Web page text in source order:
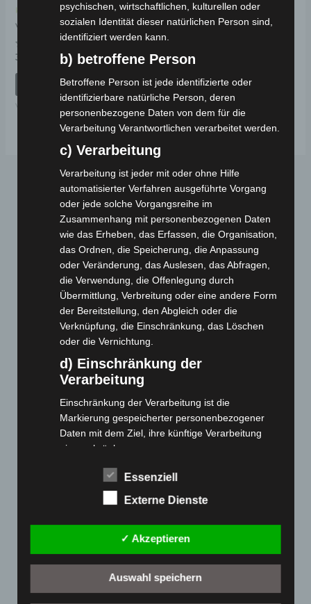
Kostenloser Versand
VS1 LENKER
Bewertet
0
39,00
IN DEN WARENKORB
VS1
Webseite
Cashback-Aktion
Händler werden
Home
Gemeinsam spenden
Kontakt
Reklamation einreichen
Produktpalette
Elektro-Kabinenroller
Elektro-Klappräder
Elektro-Lastendreiräder
psychischen, wirtschaftlichen, kulturellen oder
sozialen Identität dieser natürlichen Person sind,
identifiziert werden kann.
b) betroffene Person
Betroffene Person ist jede identifizierte oder
identifizierbare natürliche Person, deren
personenbezogene Daten von dem für die
Verarbeitung Verantwortlichen verarbeitet werden.
c) Verarbeitung
Verarbeitung ist jeder mit oder ohne Hilfe
automatisierter Verfahren ausgeführte Vorgang
oder jede solche Vorgangsreihe im
Zusammenhang mit personenbezogenen Daten
wie das Erheben, das Erfassen, die Organisation,
das Ordnen, die Speicherung, die Anpassung
oder Veränderung, das Auslesen, das Abfragen,
die Verwendung, die Offenlegung durch
Übermittlung, Verbreitung oder eine andere Form
der Bereitstellung, den Abgleich oder die
Verknüpfung, die Einschränkung, das Löschen
oder die Vernichtung.
d) Einschränkung der
Verarbeitung
Einschränkung der Verarbeitung ist die
Markierung gespeicherter personenbezogener
Daten mit dem Ziel, ihre künftige Verarbeitung
einzuschränken.
e) Profiling
Profiling ist jede Art der automatisierten
Verarbeitung personenbezogener Daten, die darin
besteht, dass diese personenbezogenen Daten
verwendet werden, um bestimmte persönliche
Aspekte, die sich auf eine natürliche Person
Aspekte bezüglich Arbeitsleistung, wirtschaftlicher
Lage, Gesundheit, persönlicher Vorlieben,
Essenziell
Externe Dienste
✓ Akzeptieren
Auswahl speichern